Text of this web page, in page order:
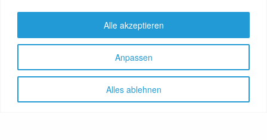
Anpassen
Alles ablehnen
Alle akzeptieren
Tel. 0331 – 27 370 334
www.gude-potsdam.de